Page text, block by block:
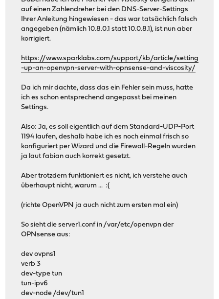
auf einen Zahlendreher bei den DNS-Server-Settings
Ihrer Anleitung hingewiesen - das war tatsächlich falsch
angegeben (nämlich 10.8.0.1 statt 10.0.8.1), ist nun aber
korrigiert.
https://www.sparklabs.com/support/kb/article/setting
-up-an-openvpn-server-with-opnsense-and-viscosity/
Da ich mir dachte, dass das ein Fehler sein muss, hatte
ich es schon entsprechend angepasst bei meinen
Settings.
Also: Ja, es soll eigentlich auf dem Standard-UDP-Port
1194 laufen, deshalb habe ich es noch einmal frisch so
konfiguriert per Wizard und die Firewall-Regeln wurden
ja laut fabian auch korrekt gesetzt.
Aber trotzdem funktioniert es nicht, ich verstehe auch
überhaupt nicht, warum ... :(
(richte OpenVPN ja auch nicht zum ersten mal ein)
So sieht die server1.conf in /var/etc/openvpn der
OPNsense aus:
dev ovpns1
verb 3
dev-type tun
tun-ipv6
dev-node /dev/tun1